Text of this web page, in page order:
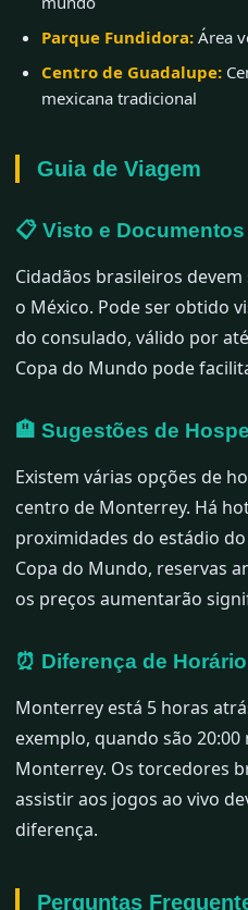
Parque Fundidora: Área
Centro de Guadalupe:
mexicana tradicional
Guia de Viagem
📋 Visto e Documentos
Cidadãos brasileiros
o México. Pode ser obtido
do consulado, válido por
Copa do Mundo pode
🏨 Sugestões de
Existem várias opções de
centro de Monterrey. Há
proximidades do estádio
Copa do Mundo, reservas
os preços aumentarão
⏰ Diferença de Horário
Monterrey está 5 horas
exemplo, quando são 20:00
Monterrey. Os torcedores
assistir aos jogos ao vivo
diferença.
Perguntas